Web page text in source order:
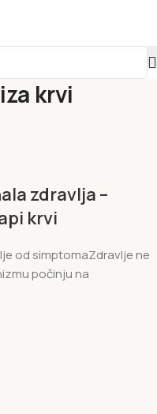
krvi
zdravlja –
krvi
od simptomaZdravlje ne
počinju na